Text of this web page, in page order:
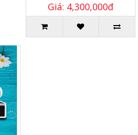
Giá: 4,300,000đ